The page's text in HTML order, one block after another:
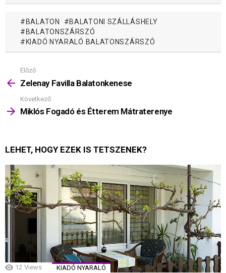
BALATON
BALATONI SZÁLLÁSHELY
BALATONSZÁRSZÓ
KIADÓ NYARALÓ BALATONSZÁRSZÓ
Mutass
többet
Előző
Zelenay Favilla Balatonkenese
Következő
Miklós Fogadó és Étterem Mátraterenye
LEHET, HOGY EZEK IS TETSZENEK?
12 Views KIADÓ NYARALÓ